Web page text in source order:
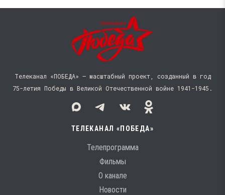
Телеканал «ПОБЕДА» — масштабный проект, созданный в год
75-летия Победы в Великой Отечественной войне 1941−1945.
ТЕЛЕКАНАЛ «ПОБЕДА»
Телепрограмма
Фильмы
О канале
Новости